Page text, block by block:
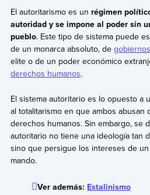
El autoritarismo es un régimen
autoridad y se impone al poder sin
pueblo. Este tipo de sistema puede
de un monarca absoluto, de gobiernos
elite o de un poder económico
derechos humanos.
El sistema autoritario es lo opuesto a
al totalitarismo en que ambos abusan
derechos humanos. Sin embargo, se
autoritario no tiene una ideología tan
sino que persigue los intereses de
mando.
Ver además: Estalinismo